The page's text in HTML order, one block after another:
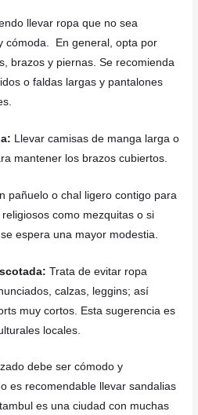
llevar ropa que no sea
cómoda.
En general, opta por
brazos y piernas.Se recomienda
o faldas largas y pantalones
Llevar camisas de manga larga o
mantener los brazos cubiertos.
pañuelo o chal ligero contigo para
como mezquitas o si
espera una mayor modestia.
Trata de evitar ropa
calzas, leggins; así
muy cortos. Esta sugerencia es
locales.
debe ser cómodo y
es recomendable llevar sandalias
es una ciudad con muchas